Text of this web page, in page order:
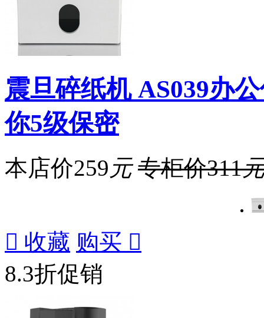
震旦碎纸机 AS039办
你5级保密
本店价259 元 专柜价311
 收藏 购买 
8.3折促销